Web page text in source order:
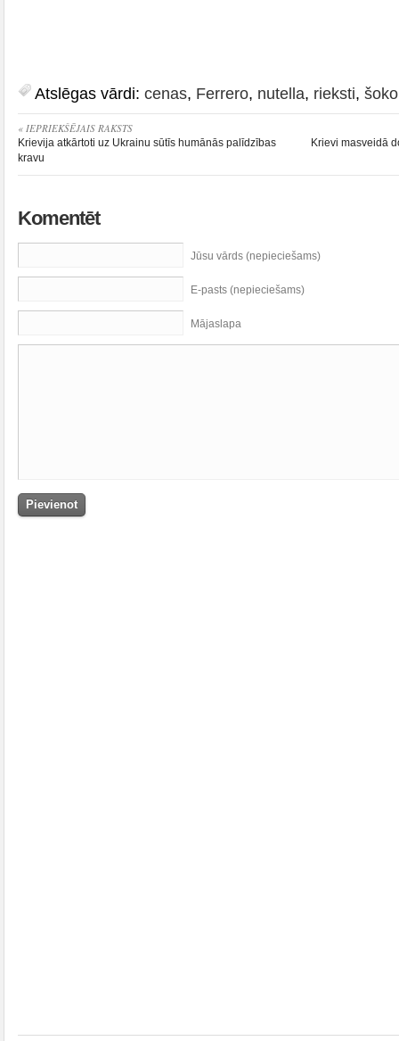
Atslēgas vārdi: cenas, Ferrero, nutella, rieksti,
« IEPRIEKŠĒJAIS RAKSTS
Krievija atkārtoti uz Ukrainu sūtīs humānās palīdzības
kravu
Krievi masveidā
Komentēt
Jūsu vārds (nepieciešams)
E-pasts (nepieciešams)
Mājaslapa